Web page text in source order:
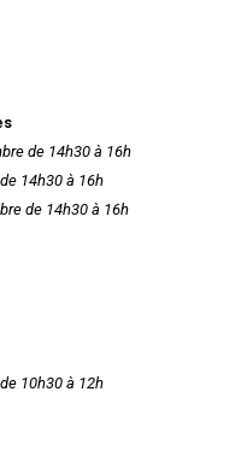
de 14h30 à 16h
14h30 à 16h
de 14h30 à 16h
10h30 à 12h